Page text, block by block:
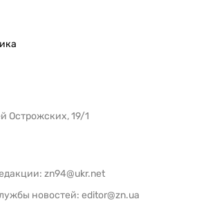
Острожских, 19/1
zn94@ukr.net
новостей: editor@zn.ua